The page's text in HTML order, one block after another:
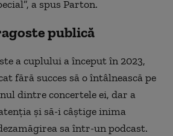
a spus Parton.
publică
a cuplului a început în 2023,
fără succes să o întâlnească pe
dintre concertele ei, dar a
şi să-i câştige inima
sa într-un podcast.